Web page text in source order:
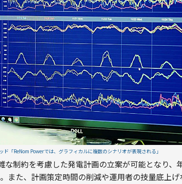
ド「ReNom Powerでは、グラフィカルに複数のシナリオが表現される」
制約を考慮した発電計画の立案が可能となり、
また、計画策定時間の削減や運用者の技量底上